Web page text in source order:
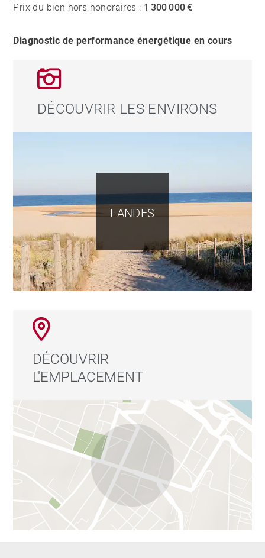
Prix du bien hors honoraires : 1 300 000 €
Diagnostic de performance énergétique en cours
DÉCOUVRIR LES ENVIRONS
LANDES
DÉCOUVRIR
L'EMPLACEMENT